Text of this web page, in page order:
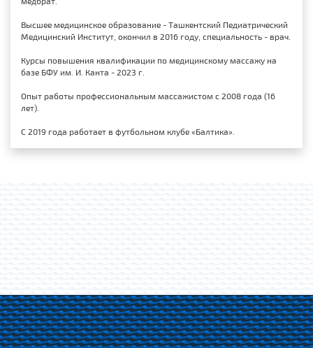
Высшее медицинское образование - Ташкентский Педиатрический
Медицинский Институт, окончил в 2016 году, специальность - врач.
Курсы повышения квалификации по медицинскому массажу на
базе БФУ им. И. Канта - 2023 г.
Опыт работы профессиональным массажистом с 2008 года (16
лет).
С 2019 года работает в футбольном клубе «Балтика».